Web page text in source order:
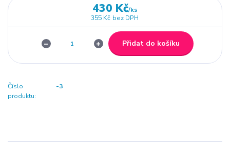
430 Kč/ks
355 Kč bez DPH
Přidat do košíku
Číslo
produktu:
-3